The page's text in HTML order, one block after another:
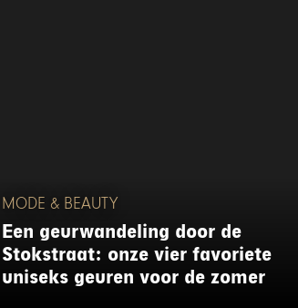
MODE & BEAUTY
Een geurwandeling door de
Stokstraat: onze vier favoriete
uniseks geuren voor de zomer